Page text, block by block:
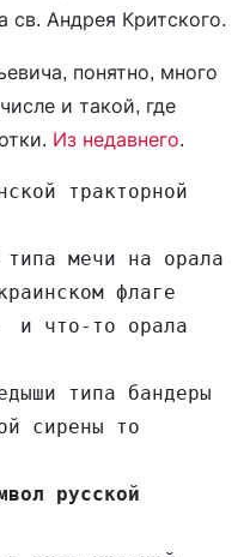
св. Андрея Критского.
понятно, много
и такой, где
Из недавнего.
тракторной
типа мечи на орала
флаге
и что-то орала
типа бандеры
сирены то
русской